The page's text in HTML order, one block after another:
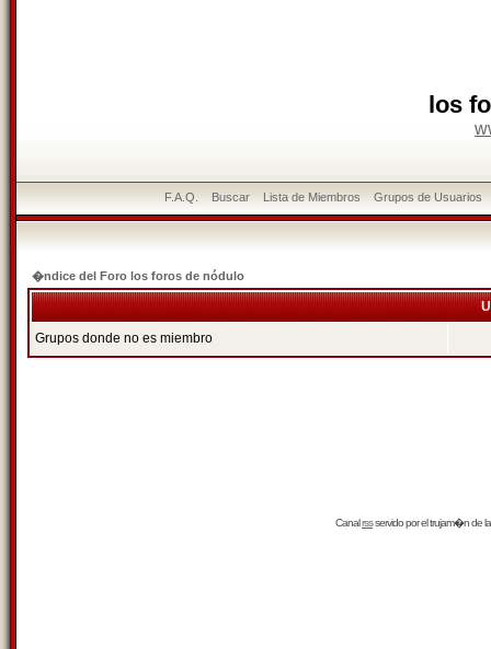
los
F.A.Q. Buscar Lista de Miembros Grupos de Usuarios
�ndice del Foro los foros de nódulo
Grupos donde no es miembro
Canalrssservido por eltrujam�nde